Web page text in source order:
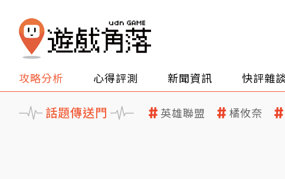
攻略分析 心得評測 新聞資訊 快評雜談
話題傳送門 英雄聯盟 橘攸奈